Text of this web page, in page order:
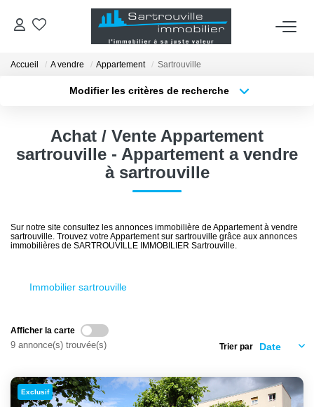
VENTES
ESTIMATION
AGENCE
RECRUTEMENT
Accueil A vendre Appartement Sartrouville
Modifier les critères de recherche
Surface min Budget max
Plus de critères Créer une alerte
Achat / Vente Appartement
sartrouville - Appartement a vendre
à sartrouville
Sur notre site consultez les annonces immobilière de Appartement à vendre
sartrouville. Trouvez votre Appartement sur sartrouville grâce aux annonces
immobilières de SARTROUVILLE IMMOBILIER Sartrouville.
Immobilier sartrouville
Afficher la carte
9 annonce(s) trouvée(s) Trier par
Exclusif